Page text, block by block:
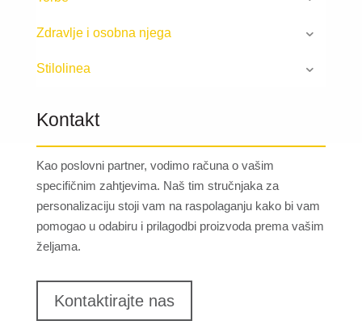
Zdravlje i osobna njega
Stilolinea
Kontakt
Kao poslovni partner, vodimo računa o vašim
specifičnim zahtjevima. Naš tim stručnjaka za
personalizaciju stoji vam na raspolaganju kako bi vam
pomogao u odabiru i prilagodbi proizvoda prema vašim
željama.
Kontaktirajte nas